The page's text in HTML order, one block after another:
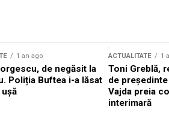
1 an ago
de negăsit la
Poliția Buftea i-a lăsat
ACTUALITATE 1
Toni Greblă,
de
Vajda preia
interimară